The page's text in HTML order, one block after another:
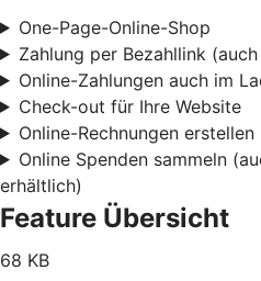
One-Page-Online-Shop
Zahlung per Bezahllink
Online-Zahlungen auch im
Check-out für Ihre Website
Online-Rechnungen
Online Spenden sammeln
erhältlich)
Feature Übersicht
68 KB